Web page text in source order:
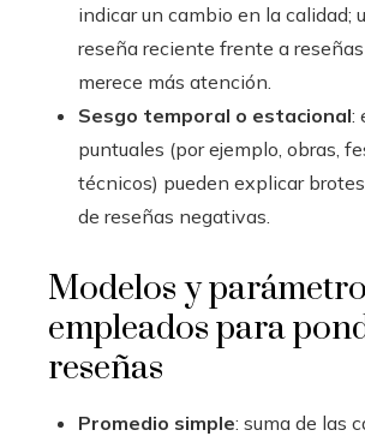
indicar un cambio en la calidad;
reseña reciente frente a
merece más atención.
Sesgo temporal o estacional:
puntuales (por ejemplo, obras,
técnicos) pueden explicar
de reseñas negativas.
Modelos y
empleados para
reseñas
Promedio simple: suma de las